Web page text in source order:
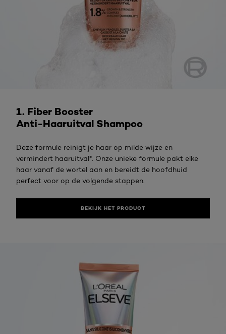
1. Fiber Booster
Anti-Haaruitval Shampoo
Deze formule reinigt je haar op milde wijze en
vermindert haaruitval*. Onze unieke formule pakt elke
haar vanaf de wortel aan en bereidt de hoofdhuid
perfect voor op de volgende stappen.
BEKIJK HET PRODUCT